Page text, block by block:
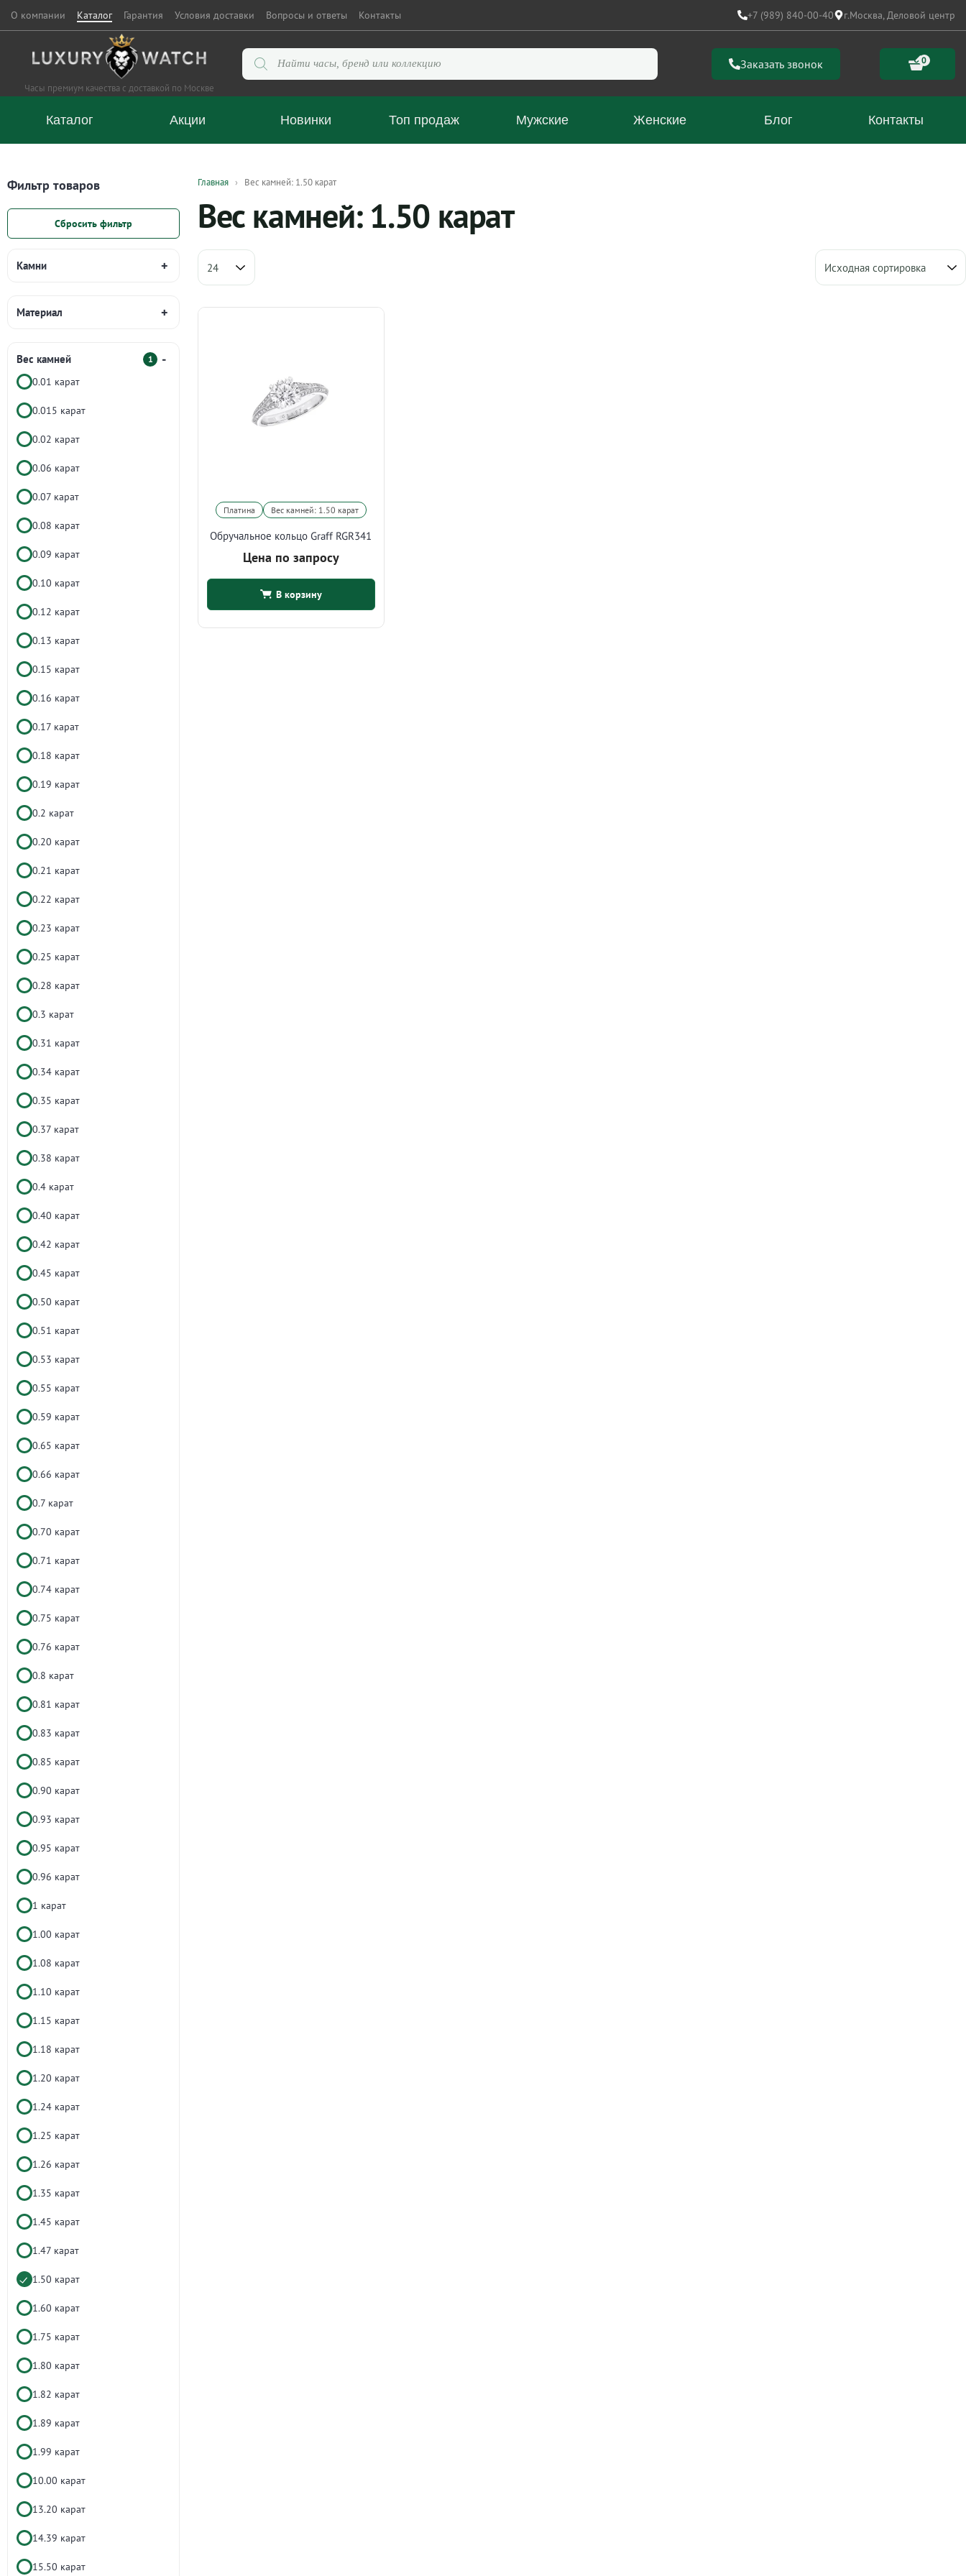
О компании Каталог Гарантия Условия доставки Вопросы и ответы Контакты +7 (989) 840-00-40 г.Москва, Деловой центр
Часы премиум качества с доставкой по Москве
Поиск
товаров
Заказать звонок 0
Каталог Акции Новинки Топ продаж Мужские Женские Блог Контакты
Главная Вес камней: 1.50 карат
Вес камней: 1.50 карат
Платина Вес камней: 1.50 карат
Обручальное кольцо Graff RGR341
Цена по запросу
В корзину
Фильтр товаров
Сбросить фильтр
Камни
Материал
Вес камней 1
0.01 карат
0.015 карат
0.02 карат
0.06 карат
0.07 карат
0.08 карат
0.09 карат
0.10 карат
0.12 карат
0.13 карат
0.15 карат
0.16 карат
0.17 карат
0.18 карат
0.19 карат
0.2 карат
0.20 карат
0.21 карат
0.22 карат
0.23 карат
0.25 карат
0.28 карат
0.3 карат
0.31 карат
0.34 карат
0.35 карат
0.37 карат
0.38 карат
0.4 карат
0.40 карат
0.42 карат
0.45 карат
0.50 карат
0.51 карат
0.53 карат
0.55 карат
0.59 карат
0.65 карат
0.66 карат
0.7 карат
0.70 карат
0.71 карат
0.74 карат
0.75 карат
0.76 карат
0.8 карат
0.81 карат
0.83 карат
0.85 карат
0.90 карат
0.93 карат
0.95 карат
0.96 карат
1 карат
1.00 карат
1.08 карат
1.10 карат
1.15 карат
1.18 карат
1.20 карат
1.24 карат
1.25 карат
1.26 карат
1.35 карат
1.45 карат
1.47 карат
1.50 карат
1.60 карат
1.75 карат
1.80 карат
1.82 карат
1.89 карат
1.99 карат
10.00 карат
13.20 карат
14.39 карат
15.50 карат